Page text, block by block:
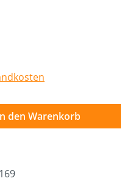
gewünschten
den Warenkorb